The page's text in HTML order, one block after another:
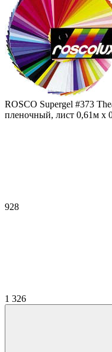
ROSCO Supergel #373
пленочный, лист 0,61м х
928
1 326